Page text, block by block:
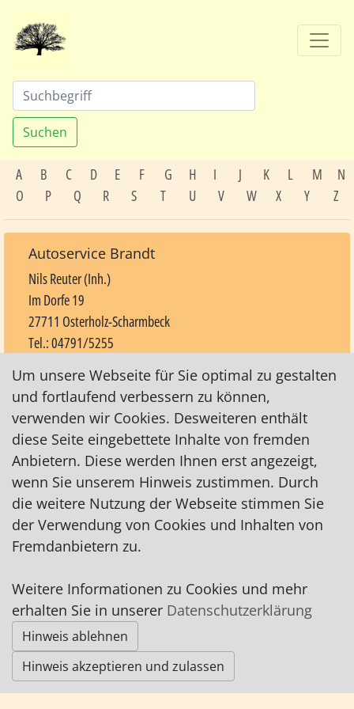
Suchen
A B C D E F G H I J K L M
N
O
P Q R S T U V W X Y Z
Autoservice Brandt
Nils Reuter (Inh.)
Im Dorfe 19
27711 Osterholz-Scharmbeck
Tel.: 04791/5255
info@autoservicebrandt.go1a.de
http://www.autoservicebrandt.go1a.de
auf Facebook
auf Instagram
Impressum|Datenschutz |AGB
© Worpswede24 2015-2026
Um unsere Webseite für Sie optimal zu gestalten
und fortlaufend verbessern zu können,
verwenden wir Cookies. Desweiteren enthält
diese Seite eingebettete Inhalte von fremden
Anbietern. Diese werden Ihnen erst angezeigt,
wenn Sie unserem Hinweis zustimmen. Durch
die weitere Nutzung der Webseite stimmen Sie
der Verwendung von Cookies und Inhalten von
Fremdanbietern zu.
Weitere Informationen zu Cookies und mehr
erhalten Sie in unserer Datenschutzerklärung
Hinweis ablehnen
Hinweis akzeptieren und zulassen